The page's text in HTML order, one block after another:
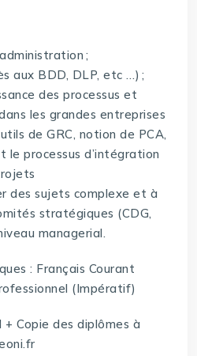
;
aux BDD, DLP, etc …) ;
des processus et
les grandes entreprises
de GRC, notion de PCA,
le processus d’intégration
des sujets complexe et à
stratégiques (CDG,
managerial.
: Français Courant
(Impératif)
Copie des diplômes à